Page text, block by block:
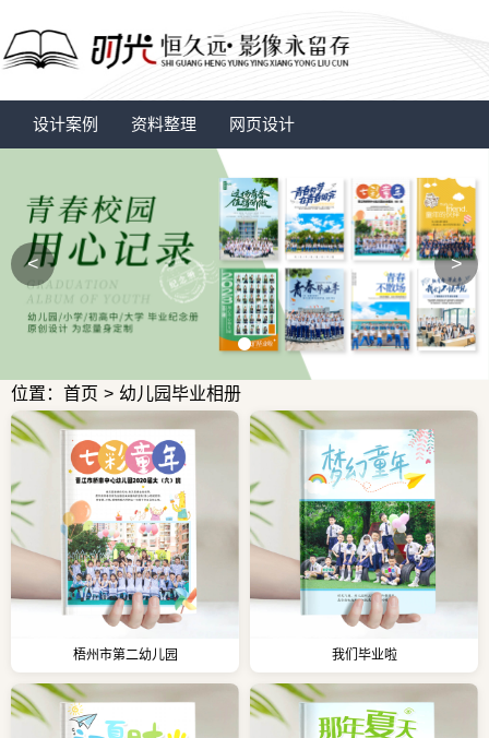
设计案例 资料整理 网页设计
< >
位置：首页 > 幼儿园毕业相册
梧州市第二幼儿园 我们毕业啦